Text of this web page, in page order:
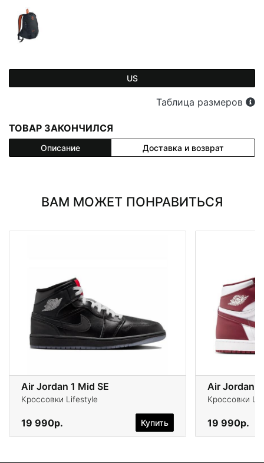
US
Таблица размеров
ТОВАР ЗАКОНЧИЛСЯ
Описание Доставка и возврат
ВАМ МОЖЕТ ПОНРАВИТЬСЯ
Air Jordan 1 Mid SE
Кроссовки Lifestyle
19 990р. Купить
Air Jordan
Кроссовки
19 990р.